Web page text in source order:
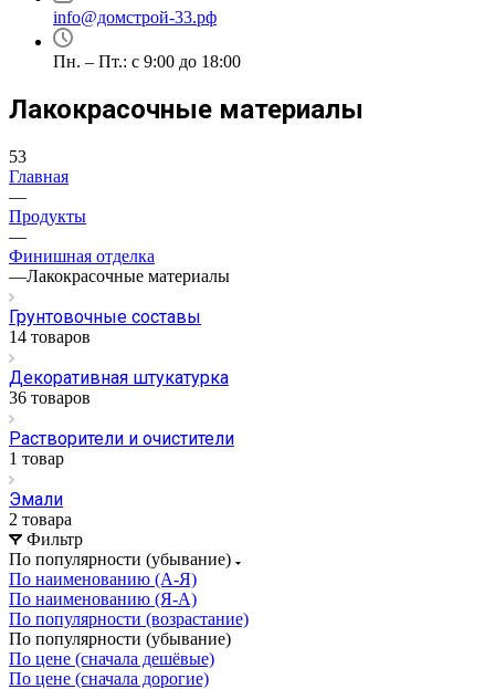
info@домстрой-33.рф
Пн. – Пт.: с 9:00 до 18:00
Лакокрасочные материалы
53
Главная
—
Продукты
—
Финишная отделка
—Лакокрасочные материалы
Грунтовочные составы
14 товаров
Декоративная штукатурка
36 товаров
Растворители и очистители
1 товар
Эмали
2 товара
Фильтр
По популярности (убывание)
По наименованию (А-Я)
По наименованию (Я-А)
По популярности (возрастание)
По популярности (убывание)
По цене (сначала дешёвые)
По цене (сначала дорогие)